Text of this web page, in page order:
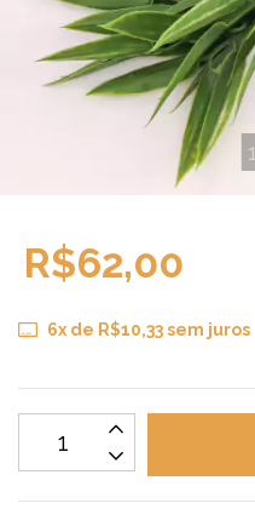
1
R$62,00
6x de R$10,33sem juros